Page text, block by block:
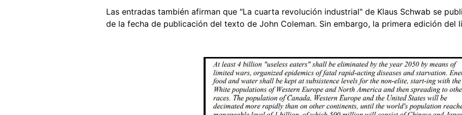
Las entradas también afirman que "La cuarta revolución industrial" de Klaus Schwab se
de la fecha de publicación del texto de John Coleman. Sin embargo, la primera edición del